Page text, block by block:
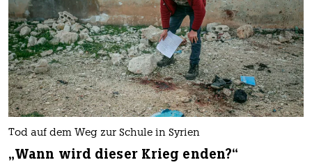
Tod auf dem Weg zur Schule in Syrien
„Wann wird dieser Krieg enden?“